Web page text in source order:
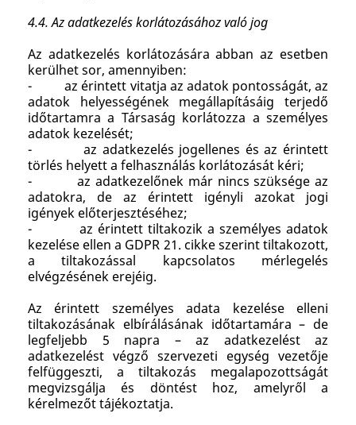
4.4. Az adatkezelés korlátozásához való jog
Az adatkezelés korlátozására abban az esetben
kerülhet sor, amennyiben:
- az érintett vitatja az adatok pontosságát, az
adatok helyességének megállapításáig terjedő
időtartamra a Társaság korlátozza a személyes
adatok kezelését;
- az adatkezelés jogellenes és az érintett
törlés helyett a felhasználás korlátozását kéri;
- az adatkezelőnek már nincs szüksége az
adatokra, de az érintett igényli azokat jogi
igények előterjesztéséhez;
- az érintett tiltakozik a személyes adatok
kezelése ellen a GDPR 21. cikke szerint tiltakozott,
a tiltakozással kapcsolatos mérlegelés
elvégzésének erejéig.
Az érintett személyes adata kezelése elleni
tiltakozásának elbírálásának időtartamára – de
legfeljebb 5 napra – az adatkezelést az
adatkezelést végző szervezeti egység vezetője
felfüggeszti, a tiltakozás megalapozottságát
megvizsgálja és döntést hoz, amelyről a
kérelmezőt tájékoztatja.